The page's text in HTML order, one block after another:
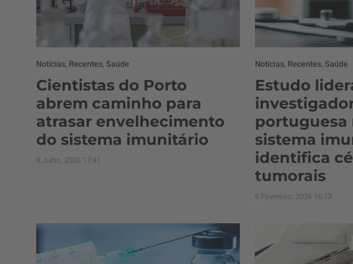
Notícias, Recentes, Saúde
Cientistas do Porto
abrem caminho para
atrasar envelhecimento
do sistema imunitário
8 Julho, 2026 17:41
Notícias, Recentes, Saúde
Estudo
portuguesa
sistema
identifica
tumorais
6 Fevereiro, 2026 16:13